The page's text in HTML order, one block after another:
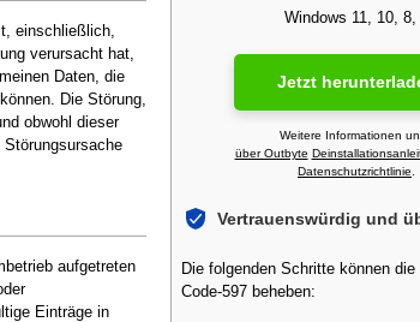
einschließlich,
verursacht hat,
Daten, die
Die Störung,
obwohl dieser
aufgetreten
Einträge in
Windows 11, 10, 8,
Jetzt
Weitere Informationen
über Outbyte
Datenschutzrichtlinie
Vertrauenswürdig und
Die folgenden Schritte können die
Code-597 beheben: